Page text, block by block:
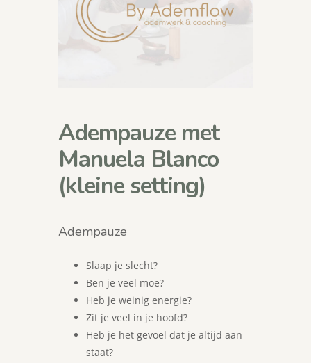
Adempauze met
Manuela Blanco
(kleine setting)
Adempauze
Slaap je slecht?
Ben je veel moe?
Heb je weinig energie?
Zit je veel in je hoofd?
Heb je het gevoel dat je altijd aan
staat?